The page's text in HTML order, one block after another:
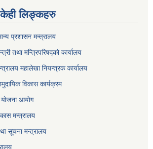
केही लिङ्कहरु
प्रशासन मन्त्रालय
तथा मन्त्रिपरिषद्को कार्यालय
महालेखा नियन्त्रक कार्यालय
विकास कार्यक्रम
योजना आयोग
मन्त्रालय
सूचना मन्त्रालय